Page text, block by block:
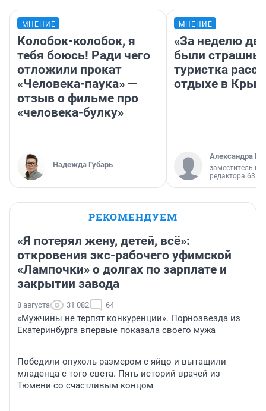
МНЕНИЕ
Колобок-колобок, я
тебя боюсь! Ради чего
отложили прокат
«Человека-паука» —
отзыв о фильме про
«человека-булку»
Надежда Губарь
МНЕНИЕ
«За неделю
были
туристка
отдыхе в
Александра
заместитель
редактора 63.RU
РЕКОМЕНДУЕМ
«Я потерял жену, детей, всё»:
откровения экс-рабочего уфимской
«Лампочки» о долгах по зарплате и
закрытии завода
8 августа 31 082 64
«Мужчины не терпят конкуренции». Порнозвезда из
Екатеринбурга впервые показала своего мужа
Победили опухоль размером с яйцо и вытащили
младенца с того света. Пять историй врачей из
Тюмени со счастливым концом